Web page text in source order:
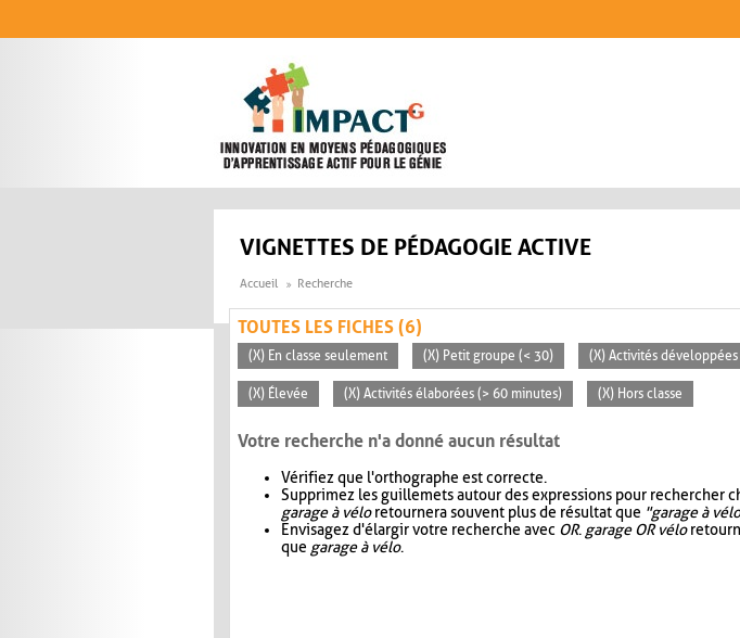
VIGNETTES DE PÉDAGOGIE ACTIVE
Accueil Recherche
TOUTES LES FICHES (6)
(X) En classe seulement (X) Petit groupe (< 30) (X) Activités
(X) Élevée (X) Activités élaborées (> 60 minutes) (X) Hors classe
Votre recherche n'a donné aucun résultat
Vérifiez que l'orthographe est correcte.
Supprimez les guillemets autour des expressions pour rechercher
garage à véloretournera souvent plus de résultat que "garage à
Envisagez d'élargir votre recherche avec OR. garage OR vélo
que garage à vélo.